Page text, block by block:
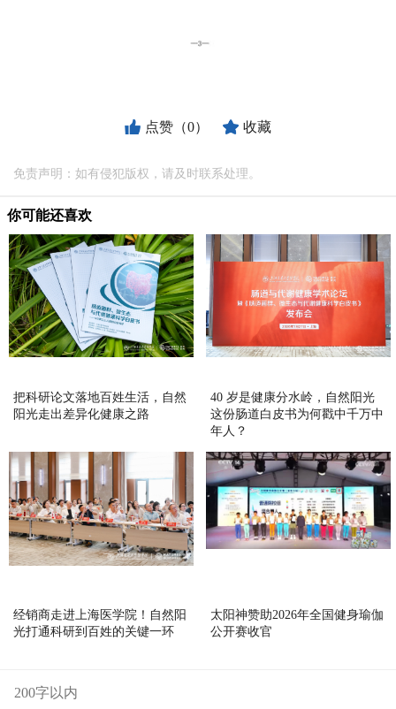
点赞（0） 收藏
免责声明：如有侵犯版权，请及时联系处理。
你可能还喜欢
把科研论文落地百姓生活，自然
阳光走出差异化健康之路
40 岁是健康分水岭，自然阳光
这份肠道白皮书为何戳中千万中
年人？
经销商走进上海医学院！自然阳
光打通科研到百姓的关键一环
太阳神赞助2026年全国健身瑜伽
公开赛收官